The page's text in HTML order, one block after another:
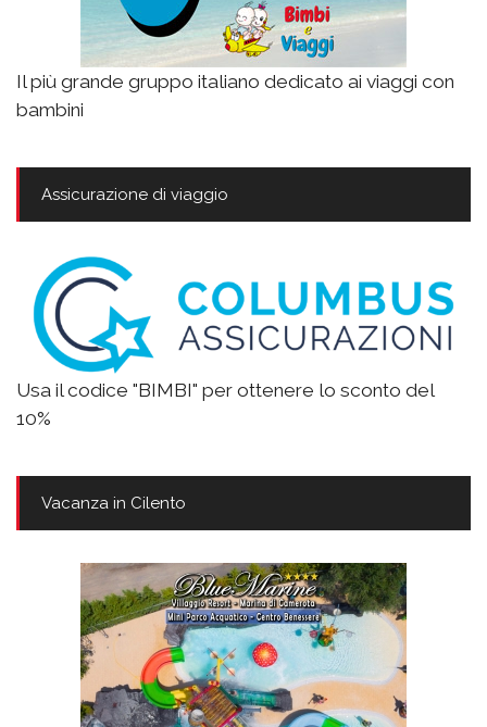
Il più grande gruppo italiano dedicato ai viaggi con
bambini
Assicurazione di viaggio
Usa il codice "BIMBI" per ottenere lo sconto del
10%
Vacanza in Cilento